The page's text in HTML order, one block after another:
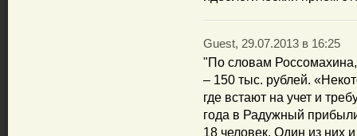
Guest, 29.07.2013 в 16:25
"По словам Россомахина,
– 150 тыс. рублей.
где встают на учет и
года в Радужный
18 человек. Один из них